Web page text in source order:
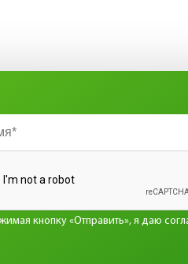
кнопку «Отправить», я даю